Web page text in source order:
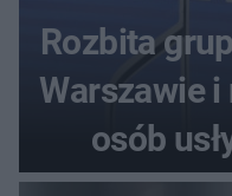
Rozbita
Warszawie
osób